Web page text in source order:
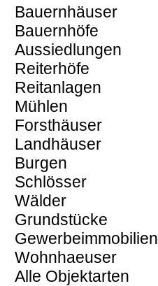
Bauernhäuser
Bauernhöfe
Aussiedlungen
Reiterhöfe
Reitanlagen
Mühlen
Forsthäuser
Landhäuser
Burgen
Schlösser
Wälder
Grundstücke
Gewerbeimmobilien
Wohnhaeuser
Alle Objektarten